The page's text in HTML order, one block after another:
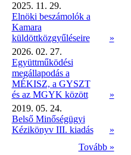
2025. 11. 29.
Elnöki beszámolók a
Kamara
küldöttközgyűléseire
»
2026. 02. 27.
Együttműködési
megállapodás a
MÉKISZ, a GYSZT
és az MGYK között
»
2019. 05. 24.
Belső Minőségügyi
Kézikönyv III. kiadás
»
Tovább »